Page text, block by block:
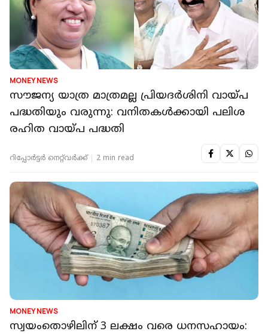
MONEY NEWS
സൗജന്യ യാത്ര മാത്രമല്ല പ്രിയദർശിനി വായ്പ
പദ്ധതിയും വരുന്നു: വനിതകള്‍ക്കായി പലിശ
രഹിത വായ്പ പദ്ധതി
റിപ്പോർട്ടർ നെറ്റ്‌വര്‍ക്ക്‌ 2 min read
MONEY NEWS
സ്വയംതൊഴിലിന് 3 ലക്ഷം വരെ ധനസഹായം: